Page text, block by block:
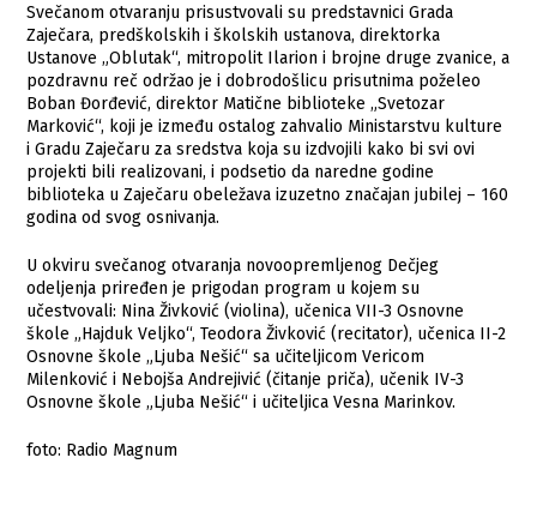
Svečanom otvaranju prisustvovali su predstavnici Grada
Zaječara, predškolskih i školskih ustanova, direktorka
Ustanove „Oblutak“, mitropolit Ilarion i brojne druge zvanice, a
pozdravnu reč održao je i dobrodošlicu prisutnima poželeo
Boban Đorđević, direktor Matične biblioteke „Svetozar
Marković“, koji je između ostalog zahvalio Ministarstvu kulture
i Gradu Zaječaru za sredstva koja su izdvojili kako bi svi ovi
projekti bili realizovani, i podsetio da naredne godine
biblioteka u Zaječaru obeležava izuzetno značajan jubilej – 160
godina od svog osnivanja.
U okviru svečanog otvaranja novoopremljenog Dečjeg
odeljenja priređen je prigodan program u kojem su
učestvovali: Nina Živković (violina), učenica VII-3 Osnovne
škole „Hajduk Veljko“, Teodora Živković (recitator), učenica II-2
Osnovne škole „Ljuba Nešić“ sa učiteljicom Vericom
Milenković i Nebojša Andrejivić (čitanje priča), učenik IV-3
Osnovne škole „Ljuba Nešić“ i učiteljica Vesna Marinkov.
foto: Radio Magnum